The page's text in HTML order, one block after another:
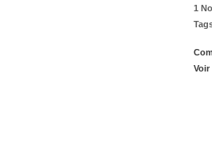
1
Voir